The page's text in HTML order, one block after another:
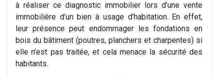
à réaliser ce diagnostic immobilier lors d’une vente
immobilière d’un bien à usage d’habitation. En effet,
leur présence peut endommager les fondations en
bois du bâtiment (poutres, planchers et charpentes) si
elle n’est pas traitée, et cela menace la sécurité des
habitants.